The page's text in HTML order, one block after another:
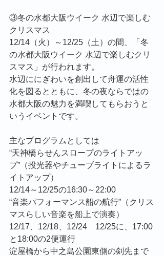
③冬の水都大阪ウイーク 水辺で楽しむ
クリスマス
12/14（火）～12/25（土）の間、「冬
の水都大阪ウイーク 水辺で楽しむクリ
スマス」が行われます。
水辺ににぎわいを創出して舟運の活性
化を図るとともに、冬の夜ならではの
水都大阪の魅力を満喫してもらおうと
いうイベントです。
主なプログラムとしては
“天神橋らせんスロープのライトアッ
プ”（投光器やチューブライトによるラ
イトアップ）
12/14～12/25の16:30～22:00
“音楽パフォーマンス船の航行”（クリス
マスらしい音楽を船上で演奏）
12/17、12/18、12/24　12/25に、17:00
と18:00の2便運行
淀屋橋から中之島公園東側の剣先まで